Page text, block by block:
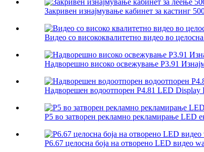
Закривен изнајмување кабинет за кастинг
Видео со висококвалитетно видео во
Надворешно високо освежување P3.91
Надворешен водоотпорен P4.81 LED Display
P5 во затворен рекламно рекламирање LED
P6.67 целосна боја на отворено LED видео